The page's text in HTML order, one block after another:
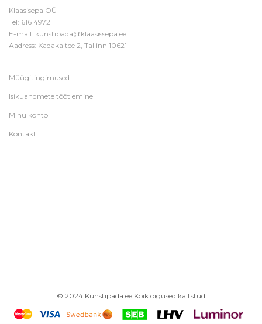
Klaasisepa OÜ
Tel: 616 4972
E-mail: kunstipada@klaasissepa.ee
Aadress: Kadaka tee 2, Tallinn 10621
Müügitingimused
Isikuandmete töötlemine
Minu konto
Kontakt
© 2024 Kunstipada.ee Kõik õigused kaitstud